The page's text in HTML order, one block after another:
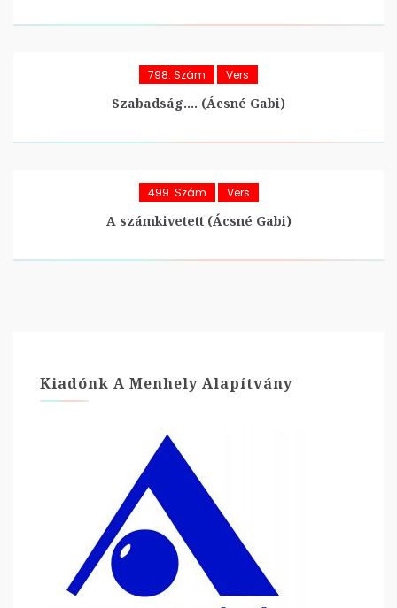
798. Szám Vers
Szabadság…. (Ácsné Gabi)
499. Szám Vers
A számkivetett (Ácsné Gabi)
Kiadónk A Menhely Alapítvány